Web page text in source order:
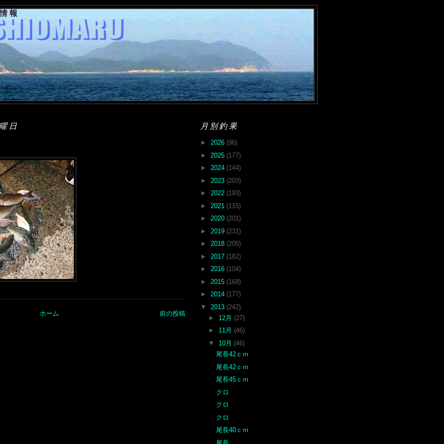
報
日
前の投稿
ホーム
月別釣果
► 2026 (96)
► 2025 (177)
► 2024 (144)
► 2023 (203)
► 2022 (193)
► 2021 (115)
► 2020 (201)
► 2019 (231)
► 2018 (205)
► 2017 (182)
► 2016 (104)
► 2015 (168)
► 2014 (177)
▼ 2013 (242)
► 12月 (27)
► 11月 (46)
▼ 10月 (46)
尾長42ｃｍ
尾長42ｃｍ
尾長45ｃｍ
クロ
クロ
クロ
尾長40ｃｍ
尾長